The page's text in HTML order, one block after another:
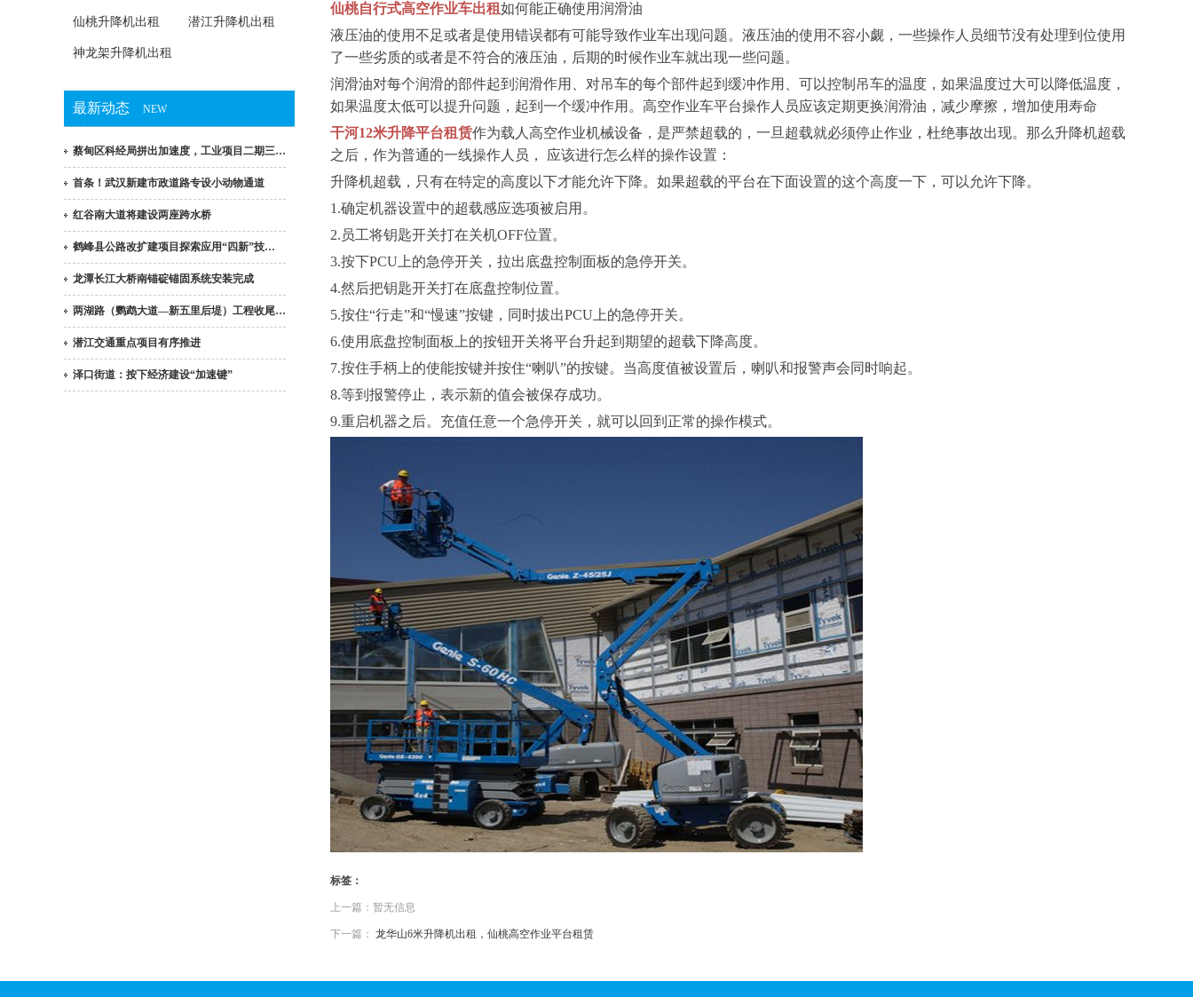
仙桃升降机出租 潜江升降机出租
神龙架升降机出租
最新动态 NEW
蔡甸区科经局拼出加速度，工业项目二期三…
首条！武汉新建市政道路专设小动物通道
红谷南大道将建设两座跨水桥
鹤峰县公路改扩建项目探索应用“四新”技…
龙潭长江大桥南锚碇锚固系统安装完成
两湖路（鹦鹉大道—新五里后堤）工程收尾…
潜江交通重点项目有序推进
泽口街道：按下经济建设“加速键”
仙桃自行式高空作业车出租如何能正确使用润滑油
液压油的使用不足或者是使用错误都有可能导致作业车出现问题。液压油的使用不容小觑，一些操作人员细节没有处理到位使用
了一些劣质的或者是不符合的液压油，后期的时候作业车就出现一些问题。
润滑油对每个润滑的部件起到润滑作用、对吊车的每个部件起到缓冲作用、可以控制吊车的温度，如果温度过大可以降低温度，
如果温度太低可以提升问题，起到一个缓冲作用。高空作业车平台操作人员应该定期更换润滑油，减少摩擦，增加使用寿命
干河12米升降平台租赁作为载人高空作业机械设备，是严禁超载的，一旦超载就必须停止作业，杜绝事故出现。那么升降机超载
之后，作为普通的一线操作人员， 应该进行怎么样的操作设置：
升降机超载，只有在特定的高度以下才能允许下降。如果超载的平台在下面设置的这个高度一下，可以允许下降。
1.确定机器设置中的超载感应选项被启用。
2.员工将钥匙开关打在关机OFF位置。
3.按下PCU上的急停开关，拉出底盘控制面板的急停开关。
4.然后把钥匙开关打在底盘控制位置。
5.按住“行走”和“慢速”按键，同时拔出PCU上的急停开关。
6.使用底盘控制面板上的按钮开关将平台升起到期望的超载下降高度。
7.按住手柄上的使能按键并按住“喇叭”的按键。当高度值被设置后，喇叭和报警声会同时响起。
8.等到报警停止，表示新的值会被保存成功。
9.重启机器之后。充值任意一个急停开关，就可以回到正常的操作模式。
标签：
上一篇：暂无信息
下一篇： 龙华山6米升降机出租，仙桃高空作业平台租赁